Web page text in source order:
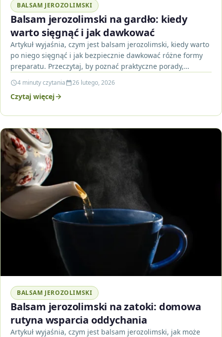
BALSAM JEROZOLIMSKI
Balsam jerozolimski na gardło: kiedy
warto sięgnąć i jak dawkować
Artykuł wyjaśnia, czym jest balsam jerozolimski, kiedy warto
po niego sięgnąć i jak bezpiecznie dawkować różne formy
preparatu. Przeczytaj, by poznać praktyczne porady,
4 minuty czytania 26 lutego, 2026
Czytaj więcej
BALSAM JEROZOLIMSKI
Balsam jerozolimski na zatoki: domowa
rutyna wsparcia oddychania
Artykuł wyjaśnia, czym jest balsam jerozolimski, jak może